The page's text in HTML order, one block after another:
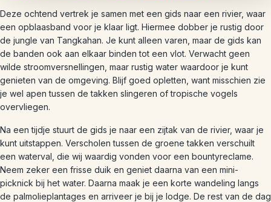
Deze ochtend vertrek je samen met een gids naar een rivier, waar
een opblaasband voor je klaar ligt. Hiermee dobber je rustig door
de jungle van Tangkahan. Je kunt alleen varen, maar de gids kan
de banden ook aan elkaar binden tot een vlot. Verwacht geen
wilde stroomversnellingen, maar rustig water waardoor je kunt
genieten van de omgeving. Blijf goed opletten, want misschien zie
je wel apen tussen de takken slingeren of tropische vogels
overvliegen.
Na een tijdje stuurt de gids je naar een zijtak van de rivier, waar je
kunt uitstappen. Verscholen tussen de groene takken verschuilt
een waterval, die wij waardig vonden voor een bountyreclame.
Neem zeker een frisse duik en geniet daarna van een mini-
picknick bij het water. Daarna maak je een korte wandeling langs
de palmolieplantages en arriveer je bij je lodge. De rest van de dag